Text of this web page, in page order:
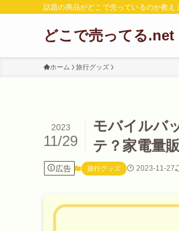
話題の商品がどこで売っているのか教え
どこで売ってる.net
ホーム 旅行グッズ
モバイルバ
テ？家電量
2023
11/29
広告 旅行グッズ 2023-11-27